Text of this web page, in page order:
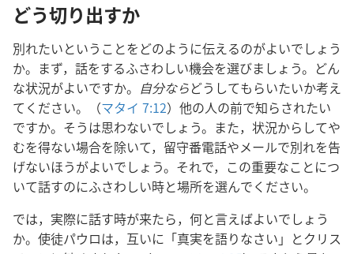
どう切り出すか
別れたいということをどのように伝えるのがよいでしょう
か。まず，話をするふさわしい機会を選びましょう。どん
な状況がよいですか。 自分ならどうしてもらいたいか考え
てください。（マタイ 7:12）他の人の前で知らされたい
ですか。そうは思わないでしょう。また，状況からしてや
むを得ない場合を除いて，留守番電話やメールで別れを告
げないほうがよいでしょう。それで，この重要なことにつ
いて話すのにふさわしい時と場所を選んでください。
では，実際に話す時が来たら，何と言えばよいでしょう
か。使徒パウロは，互いに「真実を語りなさい」とクリス